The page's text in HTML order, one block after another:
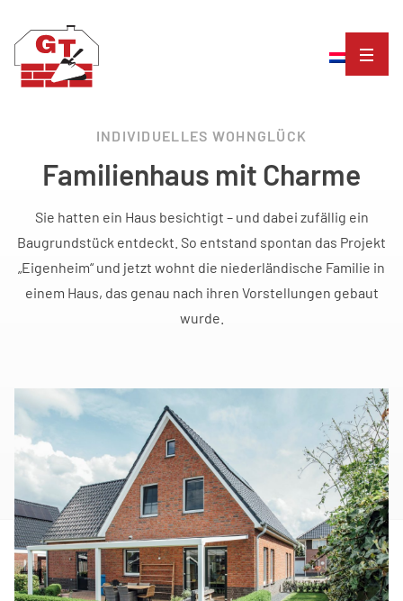
INDIVIDUELLES WOHNGLÜCK
Familienhaus mit Charme
Sie hatten ein Haus besichtigt – und dabei zufällig ein
Baugrundstück entdeckt. So entstand spontan das Projekt
„Eigenheim“ und jetzt wohnt die niederländische Familie in
einem Haus, das genau nach ihren Vorstellungen gebaut
wurde.